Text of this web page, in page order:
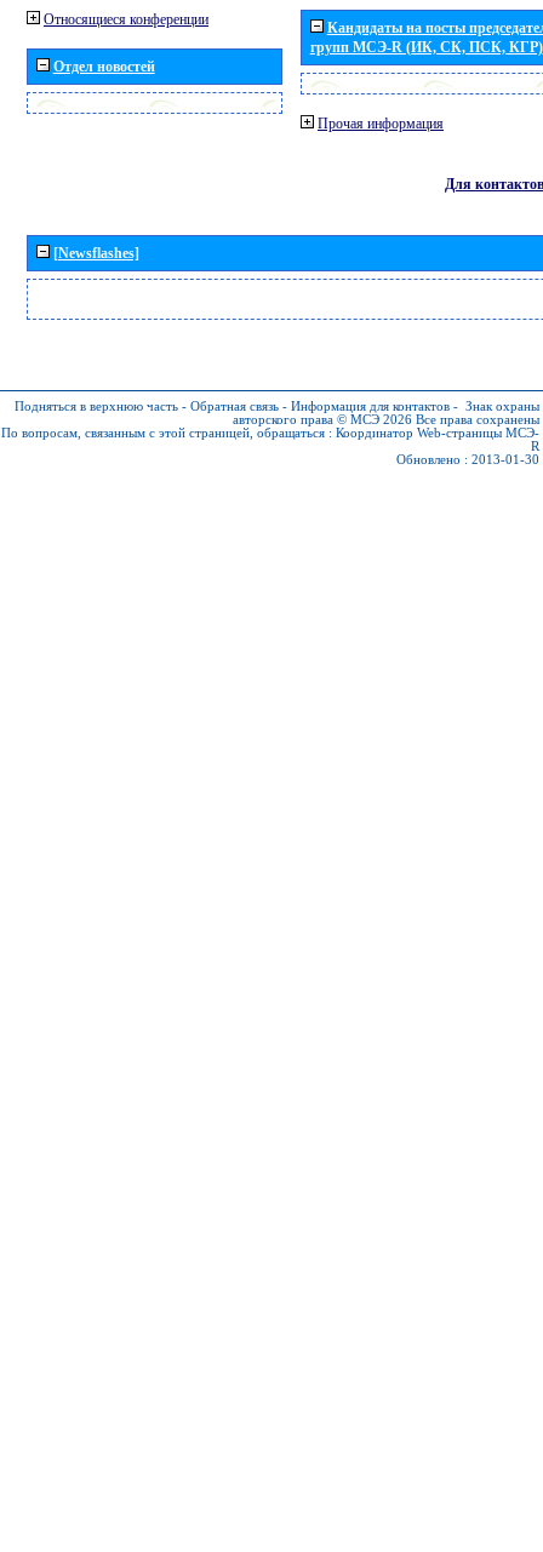
Относящиеся конференции
Отдел новостей
Кандидаты на посты
групп МСЭ-R (ИК, СК, ПСК, КГР)
Прочая информация
Для контактов
[Newsflashes]
Подняться в верхнюю часть - Обратная связь - Информация для контактов - Знак охраны
авторского права © МСЭ 2026 Все права сохранены
По вопросам, связанным с этой страницей, обращаться : Координатор Web-страницы МСЭ-
R
Обновлено : 2013-01-30